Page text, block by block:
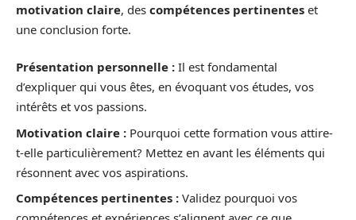
motivation claire, des compétences pertinentes et
une conclusion forte.
Présentation personnelle : Il est fondamental
d’expliquer qui vous êtes, en évoquant vos études, vos
intérêts et vos passions.
Motivation claire : Pourquoi cette formation vous attire-
t-elle particulièrement? Mettez en avant les éléments qui
résonnent avec vos aspirations.
Compétences pertinentes : Validez pourquoi vos